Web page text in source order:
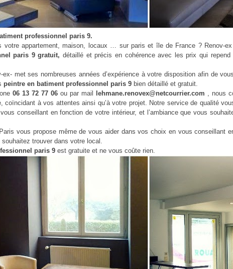
professionnel paris 9.
votre appartement, maison, locaux … sur paris et île de France ? Renov-
paris 9 gratuit,détaillé et précis en cohérence avec les prix qui repend
ex- met ses nombreuses années d’expérience à votre disposition afin de
peintre en batiment professionnel paris 9 bien détaillé et gratuit.
06 13 72 77 06 ou par mail lehmane.renovex@netcourrier.com , nous
coïncidant à vos attentes ainsi qu’à votre projet. Notre service de qualité
conseillant en fonction de votre intérieur, et l’ambiance que vous
vous propose même de vous aider dans vos choix en vous conseillant
trouver dans votre local.
paris 9 est gratuite et ne vous coûte rien.